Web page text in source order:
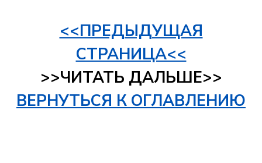
<<ПРЕДЫДУЩАЯ
СТРАНИЦА<<
>>ЧИТАТЬ ДАЛЬШЕ>>
ВЕРНУТЬСЯ К ОГЛАВЛЕНИЮ